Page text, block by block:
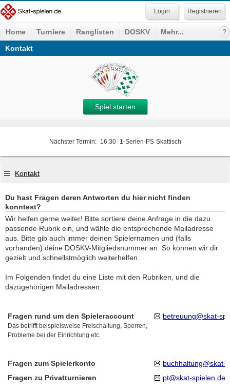
Registrieren
Home Turniere Ranglisten DOSKV
Mehr...
Kontakt
Spiel starten
Nächster Termin: 16:30 1-Serien-PS Skattisch
Kontakt
Du hast Fragen deren Antworten du hier nicht finden
konntest?
Wir helfen gerne weiter! Bitte sortiere deine Anfrage in die dazu
passende Rubrik ein, und wähle die entsprechende Mailadresse
aus. Bitte gib auch immer deinen Spielernamen und (falls
vorhanden) deine DOSKV-Mitgliedsnummer an. So können wir dir
gezielt und schnellstmöglich weiterhelfen.
Im Folgenden findet du eine Liste mit den Rubriken, und die
dazugehörigen Mailadressen:
Fragen rund um den Spieleraccount
Das betrifft beispielsweise Freischaltung, Sperren,
Probleme bei der Einrichtung etc.
betreuung@skat-
Fragen zum Spielerkonto
buchhaltung@skat-
Fragen zu Privatturnieren
pt@skat-spielen.de